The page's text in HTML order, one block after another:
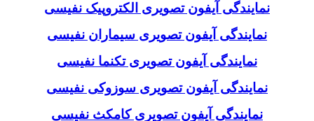
نمایندگی آیفون تصویری الکتروپیک نفیسی
نمایندگی آیفون تصویری سیماران نفیسی
نمایندگی آیفون تصویری تکنما نفیسی
نمایندگی آیفون تصویری سوزوکی نفیسی
نمایندگی آیفون تصویری کامکث نفیسی